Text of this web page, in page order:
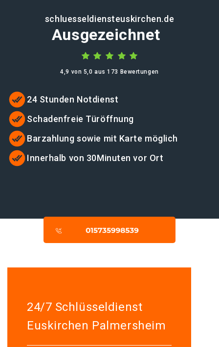
schluesseldiensteuskirchen.de
Ausgezeichnet
4,9 von 5,0 aus 173 Bewertungen
24 Stunden Notdienst
Schadenfreie Türöffnung
Barzahlung sowie mit Karte möglich
Innerhalb von 30Minuten vor Ort
24/7 Schlüsseldienst
Euskirchen Palmersheim